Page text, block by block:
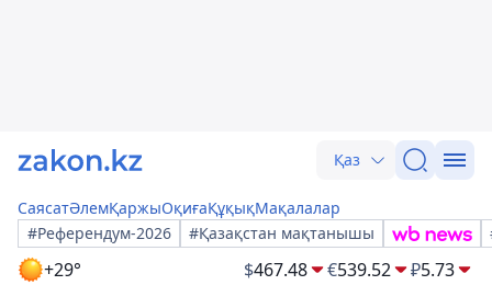
Қаз
СаясатӘлемҚаржыОқиғаҚұқықМақалалар
#Референдум-2026
#Қазақстан мақтанышы
+29° $467.48 €539.52 ₽5.73